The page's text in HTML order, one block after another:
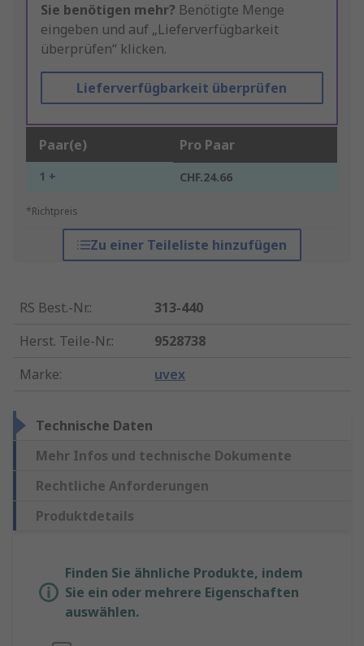
Sie benötigen mehr? Benötigte Menge
eingeben und auf „Lieferverfügbarkeit
überprüfen“ klicken.
Lieferverfügbarkeit überprüfen
Paar(e) Pro Paar
1 + CHF.24.66
*Richtpreis
Zu einer Teileliste hinzufügen
RS Best.-Nr.:
313-440
Herst. Teile-Nr.:
9528738
Marke: uvex
Technische Daten
Mehr Infos und technische Dokumente
Rechtliche Anforderungen
Produktdetails
Finden Sie ähnliche Produkte, indem
Sie ein oder mehrere Eigenschaften
auswählen.